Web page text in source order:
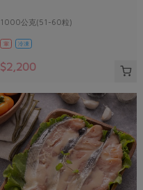
1000公克(51-60粒)
葷 冷凍
$2,200